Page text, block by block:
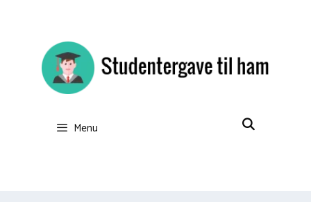
Menu